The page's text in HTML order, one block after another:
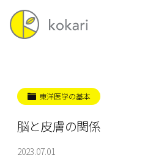
東洋医学の基本
脳と皮膚の関係
2023.07.01